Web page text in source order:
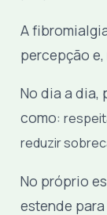
A
percepção
No dia a dia,
como:
reduzir
No próprio
estende